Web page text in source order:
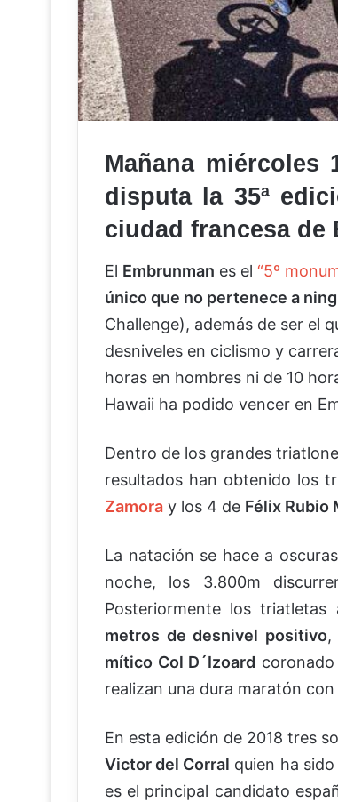
Mañana miércoles
disputa la 35ª
ciudad francesa de
El Embrunman es el “5º
único que no pertenece a
Challenge), además de ser el
desniveles en ciclismo y
horas en hombres ni de 10
Hawaii ha podido vencer en
Dentro de los grandes
resultados han obtenido los
Zamora y los 4 de Félix Rubio
La natación se hace a
noche, los 3.800m
Posteriormente los triatletas
metros de desnivel positivo,
mítico Col D´Izoard
realizan una dura maratón
En esta edición de 2018 tres
Victor del Corral quien ha
es el principal candidato